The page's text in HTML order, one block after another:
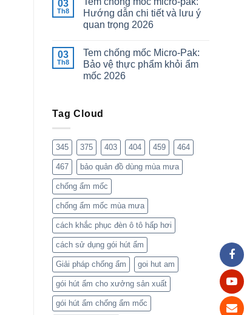
03
Th8
Hướng dẫn chi tiết và lưu ý
quan trọng 2026
03
Th8
Tem chống mốc Micro-Pak:
Bảo vệ thực phẩm khỏi ẩm
mốc 2026
Tag Cloud
345 375 403 404 459 464
467 bảo quản đồ dùng mùa mưa
chống ẩm mốc
chống ẩm mốc mùa mưa
cách khắc phục đèn ô tô hấp hơi
cách sử dụng gói hút ẩm
Giải pháp chống ẩm goi hut am
gói hút ẩm cho xưởng sản xuất
gói hút ẩm chống ẩm mốc